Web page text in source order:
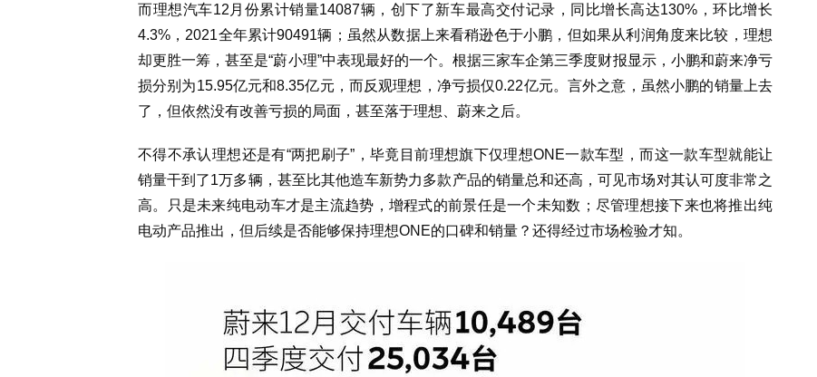
而理想汽车12月份累计销量14087辆，创下了新车最高交付记录，同比增长高达130%，环比增长
4.3%，2021全年累计90491辆；虽然从数据上来看稍逊色于小鹏，但如果从利润角度来比较，理想
却更胜一筹，甚至是“蔚小理”中表现最好的一个。根据三家车企第三季度财报显示，小鹏和蔚来净亏
损分别为15.95亿元和8.35亿元，而反观理想，净亏损仅0.22亿元。言外之意，虽然小鹏的销量上去
了，但依然没有改善亏损的局面，甚至落于理想、蔚来之后。
不得不承认理想还是有“两把刷子”，毕竟目前理想旗下仅理想ONE一款车型，而这一款车型就能让
销量干到了1万多辆，甚至比其他造车新势力多款产品的销量总和还高，可见市场对其认可度非常之
高。只是未来纯电动车才是主流趋势，增程式的前景任是一个未知数；尽管理想接下来也将推出纯
电动产品推出，但后续是否能够保持理想ONE的口碑和销量？还得经过市场检验才知。